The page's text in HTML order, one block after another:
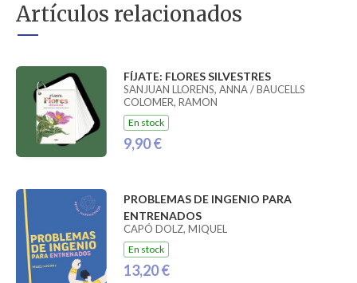
Artículos relacionados
FÍJATE: FLORES SILVESTRES
SANJUAN LLORENS, ANNA / BAUCELLS
COLOMER, RAMON
En stock
9,90 €
PROBLEMAS DE INGENIO PARA
ENTRENADOS
CAPÓ DOLZ, MIQUEL
En stock
13,20 €